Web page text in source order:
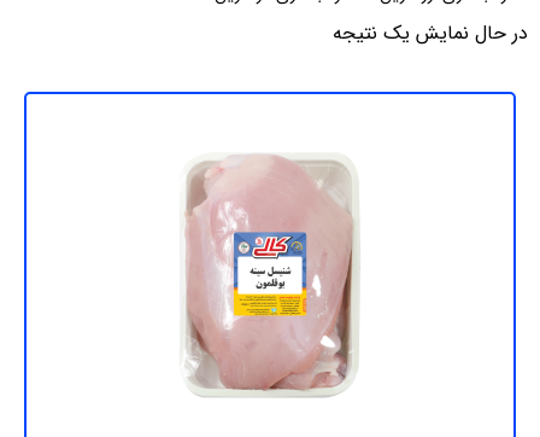
در حال نمایش یک نتیجه